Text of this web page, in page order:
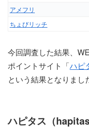
アメフリ
ちょびリッチ
今回調査した結果、
ポイントサイト「ハピ
という結果となりまし
ハピタス（